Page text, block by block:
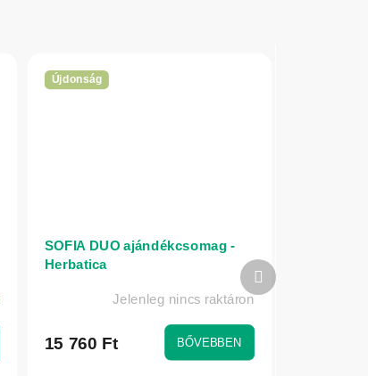
Újdonság
SOFIA DUO ajándékcsomag -
Herbatica
Jelenleg nincs raktáron
15 760 Ft BŐVEBBEN
Következő
termék